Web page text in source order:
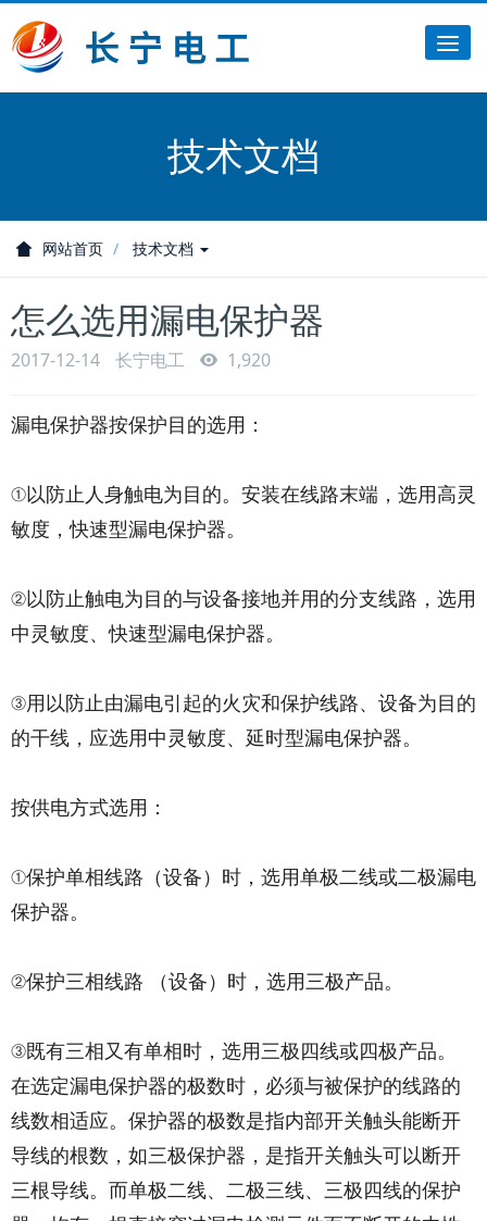
技术文档
网站首页 技术文档
怎么选用漏电保护器
2017-12-14 长宁电工 1,920
漏电保护器按保护目的选用：
①以防止人身触电为目的。安装在线路末端，选用高灵
敏度，快速型漏电保护器。
②以防止触电为目的与设备接地并用的分支线路，选用
中灵敏度、快速型漏电保护器。
③用以防止由漏电引起的火灾和保护线路、设备为目的
的干线，应选用中灵敏度、延时型漏电保护器。
按供电方式选用：
①保护单相线路（设备）时，选用单极二线或二极漏电
保护器。
②保护三相线路 （设备）时，选用三极产品。
③既有三相又有单相时，选用三极四线或四极产品。
在选定漏电保护器的极数时，必须与被保护的线路的
线数相适应。保护器的极数是指内部开关触头能断开
导线的根数，如三极保护器，是指开关触头可以断开
三根导线。而单极二线、二极三线、三极四线的保护